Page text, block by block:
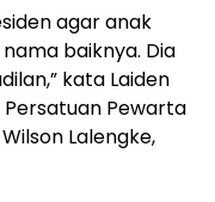
agar anak
baiknya. Dia
kata Laiden
Pewarta
Lalengke,